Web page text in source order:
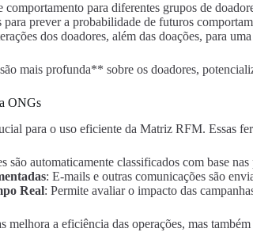
comportamento para diferentes grupos de
para prever a probabilidade de futuros
dos doadores, além das doações, para
mais profunda** sobre os doadores,
ONGs
para o uso eficiente da Matriz RFM. Essas
são automaticamente classificados com base
: E-mails e outras comunicações são
Real: Permite avaliar o impacto das
a eficiência das operações, mas também